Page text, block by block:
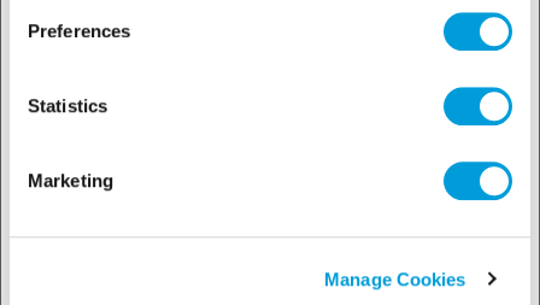
Preferences
Statistics
Marketing
Manage Cookies
Mobil Zerice S Serie
Öle für Kältekompressoren (AB)